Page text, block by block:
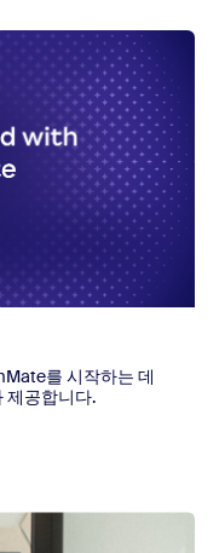
를 시작하는 데
제공합니다.